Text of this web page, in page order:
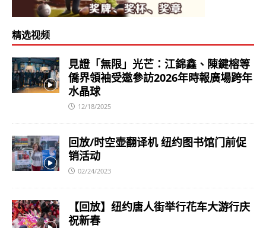
精选视频
見證「無限」光芒：江錦鑫、陳鍵榕等
僑界領袖受邀參訪2026年時報廣場跨年
水晶球
12/18/2025
回放/时空壶翻译机 纽约图书馆门前促
销活动
02/24/2023
【回放】纽约唐人街举行花车大游行庆
祝新春